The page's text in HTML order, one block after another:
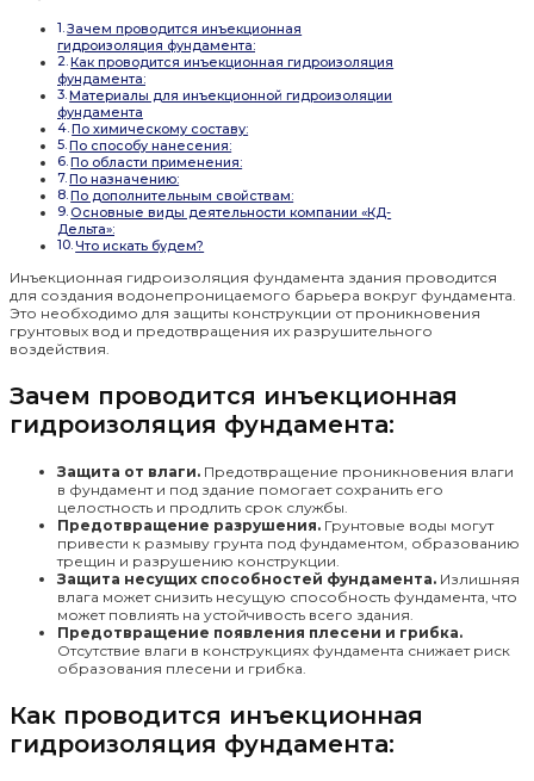
Зачем проводится инъекционная
гидроизоляция фундамента:
Как проводится инъекционная гидроизоляция
фундамента:
Материалы для инъекционной гидроизоляции
фундамента
По химическому составу:
По способу нанесения:
По области применения:
По назначению:
По дополнительным свойствам:
Основные виды деятельности компании «КД-
Дельта»:
Что искать будем?
Инъекционная гидроизоляция фундамента здания проводится
для создания водонепроницаемого барьера вокруг фундамента.
Это необходимо для защиты конструкции от проникновения
грунтовых вод и предотвращения их разрушительного
воздействия.
Зачем проводится инъекционная
гидроизоляция фундамента:
Защита от влаги. Предотвращение проникновения влаги
в фундамент и под здание помогает сохранить его
целостность и продлить срок службы.
Предотвращение разрушения. Грунтовые воды могут
привести к размыву грунта под фундаментом, образованию
трещин и разрушению конструкции.
Защита несущих способностей фундамента. Излишняя
влага может снизить несущую способность фундамента, что
может повлиять на устойчивость всего здания.
Предотвращение появления плесени и грибка.
Отсутствие влаги в конструкциях фундамента снижает риск
образования плесени и грибка.
Как проводится инъекционная
гидроизоляция фундамента: